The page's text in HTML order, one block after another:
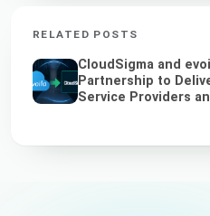
RELATED POSTS
CloudSigma and
Partnership to
Service Providers